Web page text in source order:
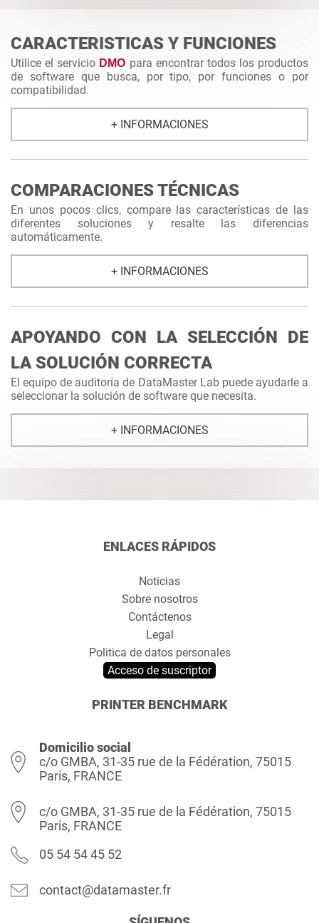
CARACTERISTICAS Y FUNCIONES
Utilice el servicio DMO para encontrar todos los productos
de software que busca, por tipo, por funciones o por
compatibilidad.
+ INFORMACIONES
COMPARACIONES TÉCNICAS
En unos pocos clics, compare las características de las
diferentes soluciones y resalte las diferencias
automáticamente.
+ INFORMACIONES
APOYANDO CON LA SELECCIÓN DE
LA SOLUCIÓN CORRECTA
El equipo de auditoría de DataMaster Lab puede ayudarle a
seleccionar la solución de software que necesita.
+ INFORMACIONES
ENLACES RÁPIDOS
Noticias
Sobre nosotros
Contáctenos
Legal
Politica de datos personales
Acceso de suscriptor
PRINTER BENCHMARK
Domicilio social
c/o GMBA, 31-35 rue de la Fédération, 75015
Paris, FRANCE
c/o GMBA, 31-35 rue de la Fédération, 75015
Paris, FRANCE
05 54 54 45 52
contact@datamaster.fr